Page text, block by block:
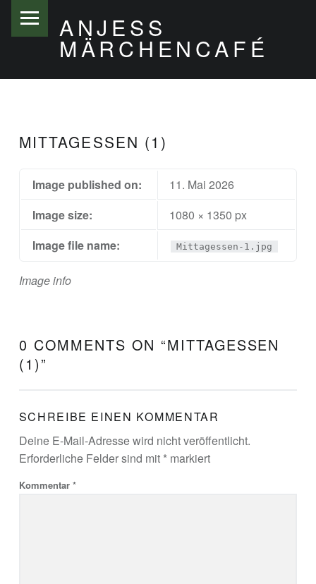
ANJESS
MÄRCHENCAFÉ
MITTAGESSEN (1)
Image info
Image published on:
11. Mai 2026
Image size:
1080 × 1350 px
Image file name:
Mittagessen-1.jpg
0 COMMENTS ON “MITTAGESSEN
(1)”
SCHREIBE EINEN KOMMENTAR
Deine E-Mail-Adresse wird nicht veröffentlicht.
Erforderliche Felder sind mit *markiert
Kommentar *